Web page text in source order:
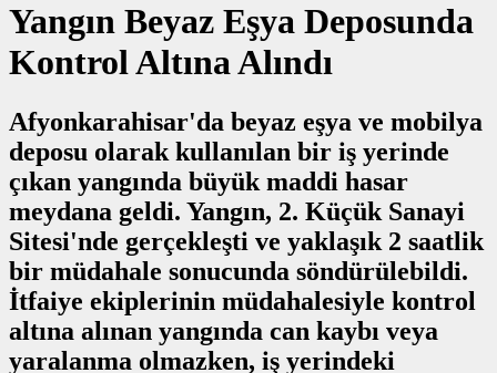
Yangın Beyaz Eşya Deposunda
Kontrol Altına Alındı
Afyonkarahisar'da beyaz eşya ve mobilya
deposu olarak kullanılan bir iş yerinde
çıkan yangında büyük maddi hasar
meydana geldi. Yangın, 2. Küçük Sanayi
Sitesi'nde gerçekleşti ve yaklaşık 2 saatlik
bir müdahale sonucunda söndürülebildi.
İtfaiye ekiplerinin müdahalesiyle kontrol
altına alınan yangında can kaybı veya
yaralanma olmazken, iş yerindeki